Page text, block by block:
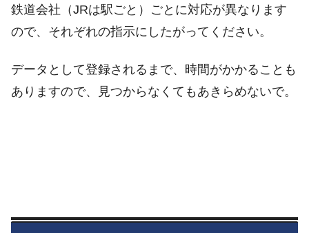
鉄道会社（JRは駅ごと）ごとに対応が異なります
ので、それぞれの指示にしたがってください。
データとして登録されるまで、時間がかかることも
ありますので、見つからなくてもあきらめないで。